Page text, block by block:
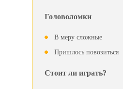
Головоломки
В меру сложные
Пришлось повозиться
Стоит ли играть?